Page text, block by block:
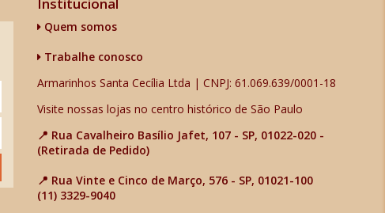
Quem somos
Trabalhe conosco
Armarinhos Santa Cecília Ltda | CNPJ: 61.069.639/0001-18
Visite nossas lojas no centro histórico de São Paulo
📍 Rua Cavalheiro Basílio Jafet, 107 - SP, 01022-020 -
(Retirada de Pedido)
📍 Rua Vinte e Cinco de Março, 576 - SP, 01021-100
(11) 3329-9040